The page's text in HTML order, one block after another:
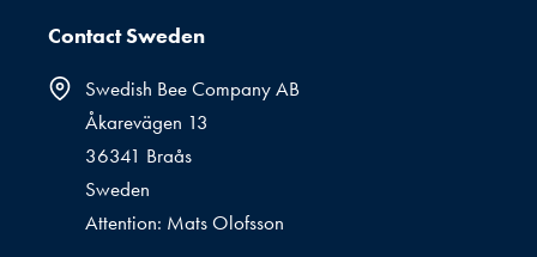
Contact Sweden
Swedish Bee Company AB
Åkarevägen 13
36341 Braås
Sweden
Attention: Mats Olofsson